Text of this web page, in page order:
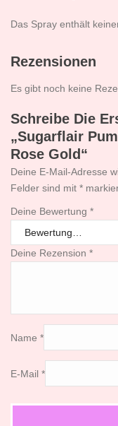
Das Spray enthält
Rezensionen
Es gibt noch keine
Schreibe Die
„Sugarflair
Rose Gold“
Deine E-Mail-Adresse
Felder sind mit *
Deine Bewertung *
Deine Rezension *
Name *
E-Mail *